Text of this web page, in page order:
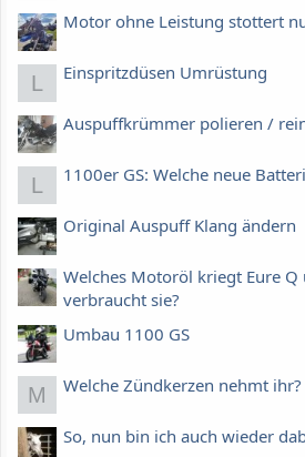
Motor ohne Leistung stottert
L Einspritzdüsen Umrüstung
Auspuffkrümmer polieren /
L 1100er GS: Welche neue
Original Auspuff Klang ändern
Welches Motoröl kriegt Eure
verbraucht sie?
Umbau 1100 GS
M Welche Zündkerzen nehmt ihr?
So, nun bin ich auch wieder